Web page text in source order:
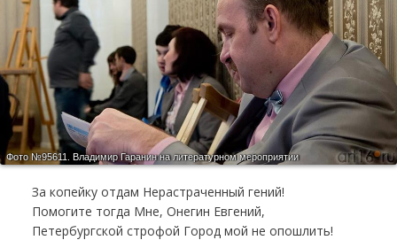
Фото №95611. Владимир Гаранин на литературном мероприятии
За копейку отдам Нерастраченный гений!
Помогите тогда Мне, Онегин Евгений,
Петербургской строфой Город мой не опошлить!